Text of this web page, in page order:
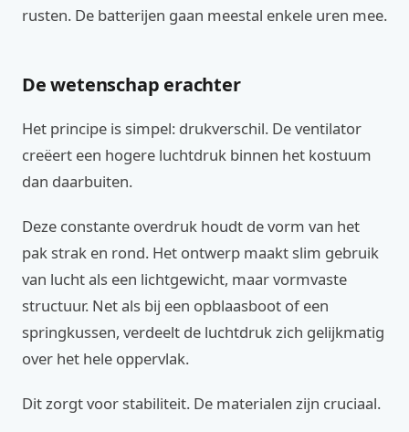
rusten. De batterijen gaan meestal enkele uren mee.
De wetenschap erachter
Het principe is simpel: drukverschil. De ventilator
creëert een hogere luchtdruk binnen het kostuum
dan daarbuiten.
Deze constante overdruk houdt de vorm van het
pak strak en rond. Het ontwerp maakt slim gebruik
van lucht als een lichtgewicht, maar vormvaste
structuur. Net als bij een opblaasboot of een
springkussen, verdeelt de luchtdruk zich gelijkmatig
over het hele oppervlak.
Dit zorgt voor stabiliteit. De materialen zijn cruciaal.